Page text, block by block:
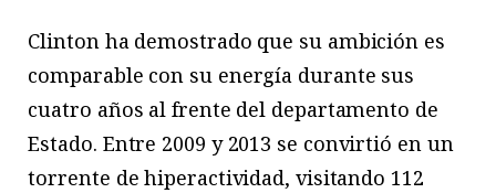
Clinton ha demostrado que su ambición es
comparable con su energía durante sus
cuatro años al frente del departamento de
Estado. Entre 2009 y 2013 se convirtió en un
torrente de hiperactividad, visitando 112